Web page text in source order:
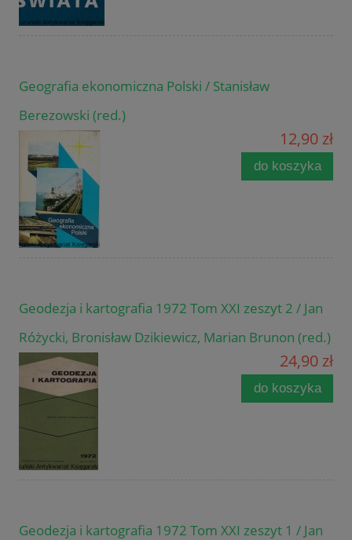
Geografia ekonomiczna Polski / Stanisław
Berezowski (red.)
12,90 zł
do koszyka
Geodezja i kartografia 1972 Tom XXI zeszyt 2 / Jan
Różycki, Bronisław Dzikiewicz, Marian Brunon (red.)
24,90 zł
do koszyka
Geodezja i kartografia 1972 Tom XXI zeszyt 1 / Jan